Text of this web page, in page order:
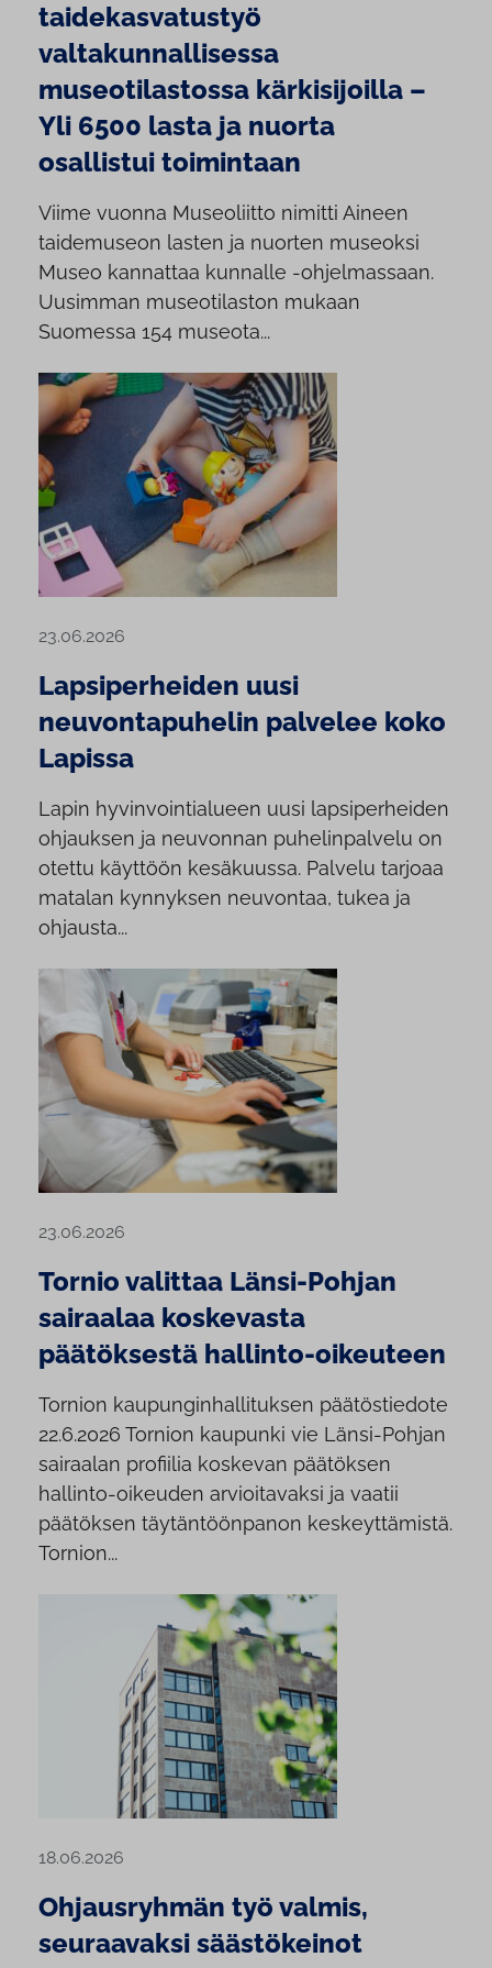
taidekasvatustyö
valtakunnallisessa
museotilastossa kärkisijoilla –
Yli 6500 lasta ja nuorta
osallistui toimintaan
Viime vuonna Museoliitto nimitti Aineen
taidemuseon lasten ja nuorten museoksi
Museo kannattaa kunnalle -ohjelmassaan.
Uusimman museotilaston mukaan
Suomessa 154 museota...
23.06.2026
Lapsiperheiden uusi
neuvontapuhelin palvelee koko
Lapissa
Lapin hyvinvointialueen uusi lapsiperheiden
ohjauksen ja neuvonnan puhelinpalvelu on
otettu käyttöön kesäkuussa. Palvelu tarjoaa
matalan kynnyksen neuvontaa, tukea ja
ohjausta...
23.06.2026
Tornio valittaa Länsi-Pohjan
sairaalaa koskevasta
päätöksestä hallinto-oikeuteen
Tornion kaupunginhallituksen päätöstiedote
22.6.2026 Tornion kaupunki vie Länsi-Pohjan
sairaalan profiilia koskevan päätöksen
hallinto-oikeuden arvioitavaksi ja vaatii
päätöksen täytäntöönpanon keskeyttämistä.
Tornion...
18.06.2026
Ohjausryhmän työ valmis,
seuraavaksi säästökeinot